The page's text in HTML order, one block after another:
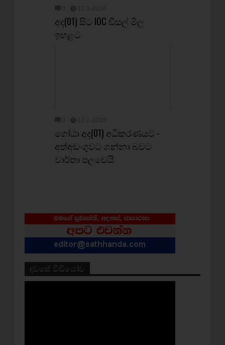
අද(01) සිට IOC ඩීසල් මිල
ඉහළට
ගෝඨා අද(01) අධිකරණයට -
අත්අඩංගුවට ගන්නා බවට
වාර්තා පලවෙයි
දවසේ වීඩියෝව